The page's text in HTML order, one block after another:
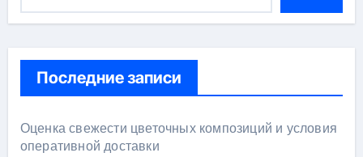
Последние записи
Оценка свежести цветочных композиций и условия
оперативной доставки